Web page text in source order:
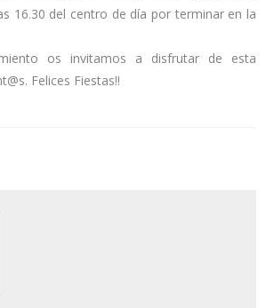
16.30 del centro de día por terminar en la
os invitamos a disfrutar de esta
Felices Fiestas!!